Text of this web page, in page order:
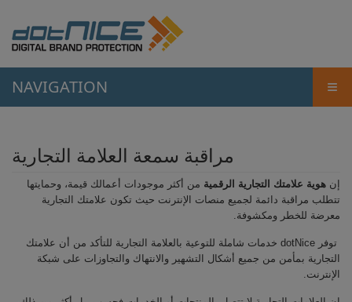
NAVIGATION ≡
مراقبة سمعة العلامة التجارية
إن هوية علامتك التجارية الرقمية من أكثر موجودات أعمالك قيمة، وحمايتها
تتطلب مراقبة دائمة لجميع منصات الإنترنت حيث تكون علامتك التجارية
معرضة للخطر ومكشوفة.
توفر dotNice خدمات شاملة للتوعية بالعلامة التجارية للتأكد من أن علامتك
التجارية بمأمن من جميع أشكال التشهير والانتهاك والتجاوزات على شبكة
الإنترنت.